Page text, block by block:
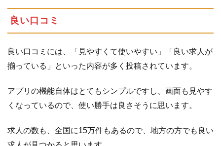
良い口コミ
良い口コミには、「見やすくて使いやすい」「良い求人が
揃っている」といった内容が多く投稿されています。
アプリの機能自体はとてもシンプルですし、画面も見やす
くなっているので、使い勝手は良さそうに思います。
求人の数も、全国に15万件もあるので、地方の方でも良い